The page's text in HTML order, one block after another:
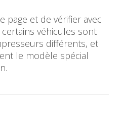
page et de vérifier avec
véhicules sont
différents, et
le modèle spécial